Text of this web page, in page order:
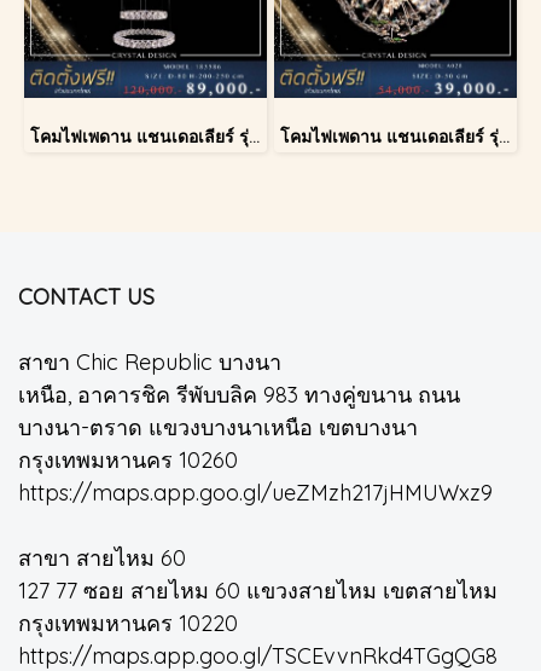
โคมไฟเพดาน แชนเดอเลียร์ รุ่น 183586 โคมไฟเพดาน แชนเดอเลียร์ รุ่น A028-D40
CONTACT US
สาขา Chic Republic บางนา
เหนือ, อาคารชิค รีพับบลิค 983 ทางคู่ขนาน ถนน
บางนา-ตราด แขวงบางนาเหนือ เขตบางนา
กรุงเทพมหานคร 10260
https://maps.app.goo.gl/ueZMzh217jHMUWxz9
สาขา สายไหม 60
127 77 ซอย สายไหม 60 แขวงสายไหม เขตสายไหม
กรุงเทพมหานคร 10220
https://maps.app.goo.gl/TSCEvvnRkd4TGgQG8